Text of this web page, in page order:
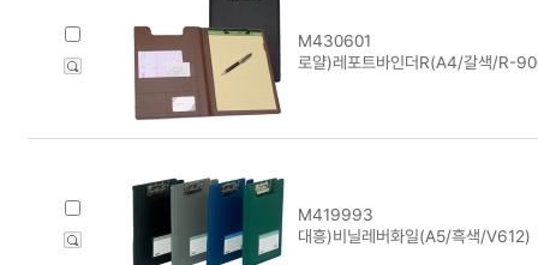
M430601
로얄)레포트바인더R(A4/갈색/R-
M419993
대흥)비닐레버화일(A5/흑색/V612)